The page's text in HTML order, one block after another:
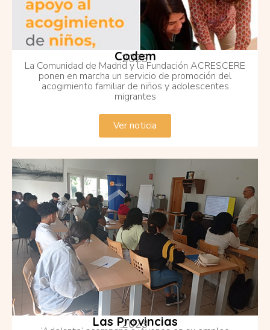
Codem
2023
La Comunidad de Madrid y la Fundación ACRESCERE
ponen en marcha un servicio de promoción del
acogimiento familiar de niños y adolescentes
migrantes
Ver noticia
Las Provincias
2023